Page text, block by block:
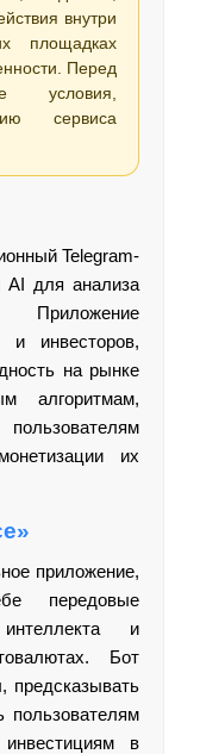
внутри
площадках
Перед
условия,
сервиса
Telegram-
AI для анализа
Приложение
и инвесторов,
на рынке
алгоритмам,
их
приложение,
передовые
интеллекта и
Бот
предсказывать
пользователям
в